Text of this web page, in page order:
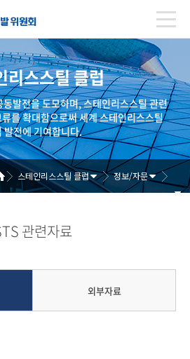
리스스틸 클럽
발전을 도모하며, 스테인리스스틸 관련
를 확대함으로써 세계 스테인리스스틸
발전에 기여합니다.
스테인리스스틸 클럽 정보/자문
관련자료
외부자료